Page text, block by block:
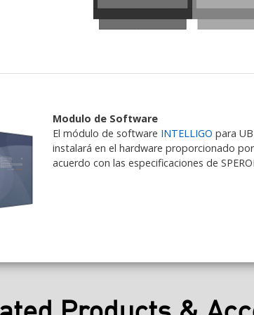
Modulo de Software
El módulo de software INTELLIGO para
instalará en el hardware proporcionado
acuerdo con las especificaciones de